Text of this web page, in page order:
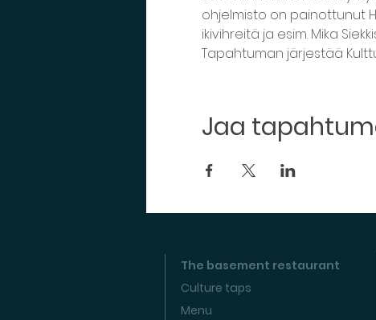
ohjelmisto on painottunut
ikivihreitä ja esim. Mika
Tapahtuman järjestää
Jaa
The basement restaurant
Culture taps
Menu